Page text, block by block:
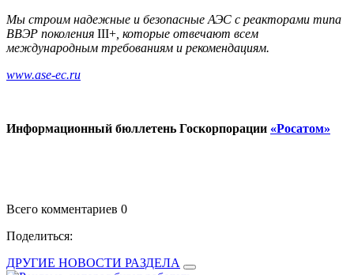
Мы строим надежные и безопасные АЭС с реакторами типа
ВВЭР поколения III+ , которые отвечают всем
международным требованиям и рекомендациям.
www.ase-ec.ru
Информационный бюллетень Госкорпорации «Росатом»
Всего комментариев 0
Поделиться:
ДРУГИЕ НОВОСТИ РАЗДЕЛА